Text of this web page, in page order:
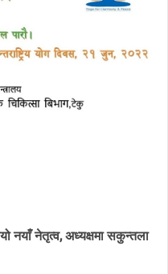
नयाँ नेतृत्व, अध्यक्षमा सकुन्तला